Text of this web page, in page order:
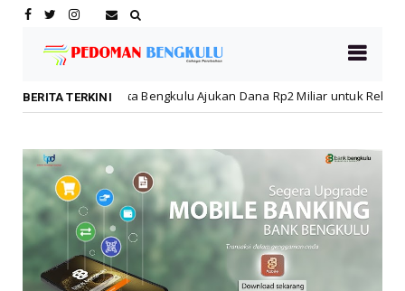
BERITA TERKINI
Bengkulu Ajukan Dana Rp2 Miliar untuk Rehabilitasi SMPN 19